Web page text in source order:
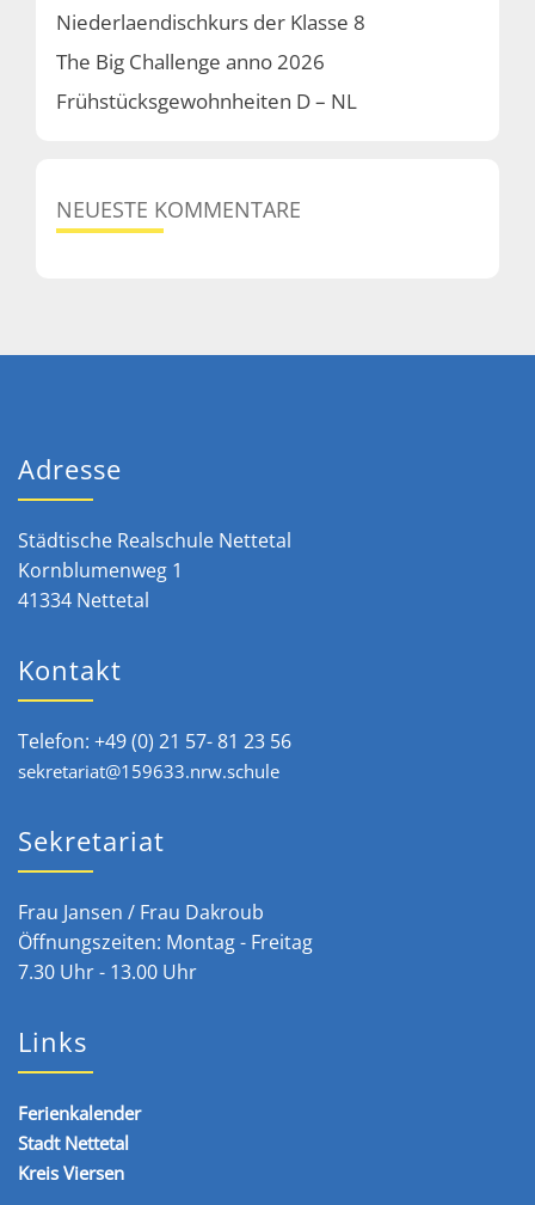
Niederlaendischkurs der Klasse 8
The Big Challenge anno 2026
Frühstücksgewohnheiten D – NL
NEUESTE KOMMENTARE
Adresse
Städtische Realschule Nettetal
Kornblumenweg 1
41334 Nettetal
Kontakt
Telefon: +49 (0) 21 57- 81 23 56
sekretariat@159633.nrw.schule
Sekretariat
Frau Jansen / Frau Dakroub
Öffnungszeiten: Montag - Freitag
7.30 Uhr - 13.00 Uhr
Links
Ferienkalender
Stadt Nettetal
Kreis Viersen